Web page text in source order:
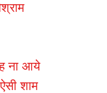
ना आये
शाम